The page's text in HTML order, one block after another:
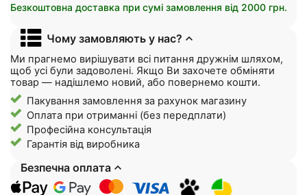
Безкоштовна доставка при сумі замовлення від 2000 грн.
Чому замовляють у нас?
Ми прагнемо вирішувати всі питання дружнім шляхом,
щоб усі були задоволені. Якщо Ви захочете обміняти
товар — надішлемо новий, або повернемо кошти.
Пакування замовлення за рахунок магазину
Оплата при отриманні (без передплати)
Професійна консультація
Гарантія від виробника
Безпечна оплата